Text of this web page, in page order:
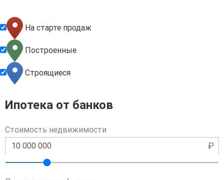
На старте продаж
Построенные
Строящиеся
Ипотека от банков
Стоимость недвижимости
₽